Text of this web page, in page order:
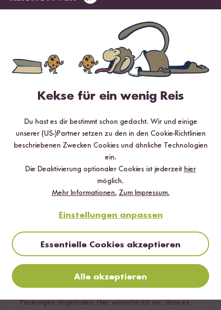
3 Sterne
2 Sterne 0 %
1 Stern 0.5 %
Bewerte dieses Produkt
NeuesteHöchste Bewertung Niedrigste Bewertung
Anonym
Sehr cremig und sehr lecker! Wer keine Milch oder
Sahne zum Kochen mag/möchte, kann gut hierauf
Packungen angeboten. Hier wünsche ich mir, dass es
Kekse für ein wenig Reis
Du hast es dir bestimmt schon gedacht. Wir und einige
unserer (US-)Partner setzen zu den in den Cookie-Richtlinien
beschriebenen Zwecken Cookies und ähnliche Technologien
ein.
Die Deaktivierung optionaler Cookies ist jederzeit hier
möglich.
Mehr Informationen. Zum Impressum.
Einstellungen anpassen
Essentielle Cookies akzeptieren
Alle akzeptieren